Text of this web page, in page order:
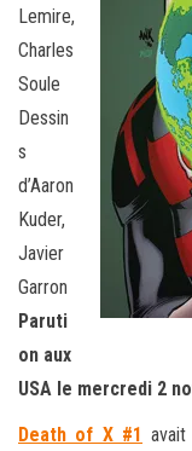
Lemire,
Charles
Soule
Dessin
s
d’Aaron
Kuder,
Javier
Garron
Paruti
on aux
USA le mercredi 2
Death of X #1